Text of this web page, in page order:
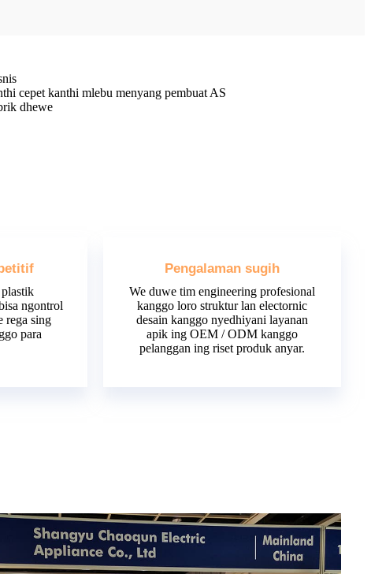
cepet kanthi mlebu menyang pembuat AS
dhewe
ngontrol
rega sing
para
Pengalaman sugih
We duwe tim engineering profesional
kanggo loro struktur lan electornic
desain kanggo nyedhiyani layanan
apik ing OEM / ODM kanggo
pelanggan ing riset produk anyar.